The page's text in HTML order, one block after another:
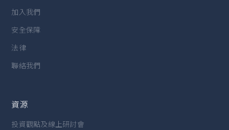
加入我們
安全保障
法律
聯絡我們
資源
投資觀點及線上研討會